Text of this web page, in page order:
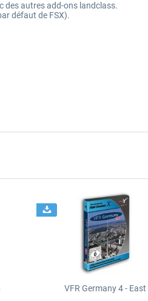
des autres add-ons landclass.
défaut de FSX).
VFR Germany 4 - East